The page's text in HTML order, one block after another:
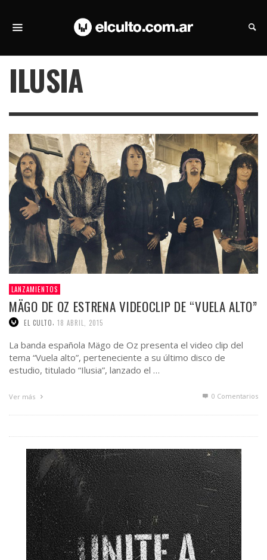
ILUSIA
LANZAMIENTOS
MÄGO DE OZ ESTRENA VIDEOCLIP DE “VUELA ALTO”
EL CULTO 18 ABRIL, 2015
La banda española Mägo de Oz presenta el video clip del
tema “Vuela alto”, perteneciente a su último disco de
estudio, titulado “Ilusia”, lanzado el …
Ver más 0 Comentarios